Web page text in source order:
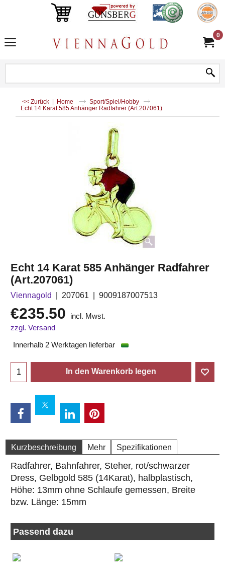
0
<< Zurück | Home
Sport/Spiel/Hobby
Echt 14 Karat 585 Anhänger Radfahrer (Art.207061)
Echt 14 Karat 585 Anhänger Radfahrer
(Art.207061)
Viennagold 207061 9009187007513
€235.50
incl. Mwst.
zzgl. Versand
Innerhalb 2 Werktagen lieferbar
In den Warenkorb legen
Kurzbeschreibung Mehr Spezifikationen
Radfahrer, Bahnfahrer, Steher, rot/schwarzer
Dress, Gelbgold 585 (14Karat), halbplastisch,
Höhe: 13mm ohne Schlaufe gemessen, Breite
bzw. Länge: 15mm
Passend dazu